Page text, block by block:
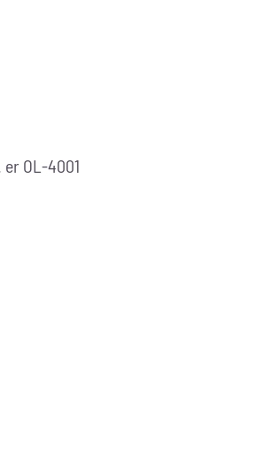
OL-4001